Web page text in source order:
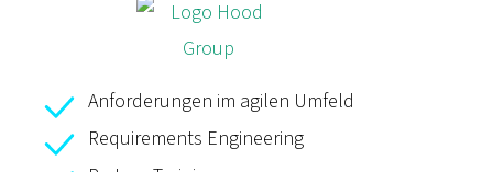
Anforderungen im agilen Umfeld
Requirements Engineering